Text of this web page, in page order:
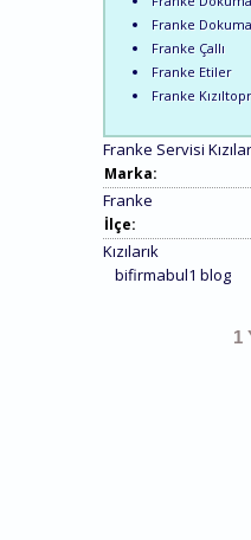
Franke Dokuma
Franke Çallı
Franke Etiler
Franke
Franke Servisi
Marka:
Franke
İlçe:
Kızılarık
bifirmabul1 blog
1